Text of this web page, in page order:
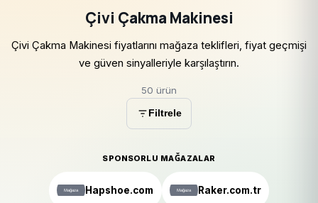
Çivi Çakma Makinesi
Çivi Çakma Makinesi fiyatlarını mağaza teklifleri, fiyat geçmişi
ve güven sinyalleriyle karşılaştırın.
50 ürün
Filtrele
SPONSORLU MAĞAZALAR
Hapshoe.com Raker.com.tr